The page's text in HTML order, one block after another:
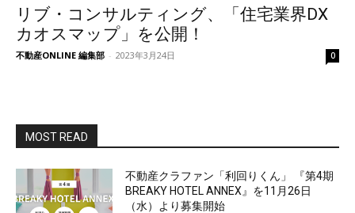
​リブ・コンサルティング、「住宅業界DX
カオスマップ」を公開！
不動産ONLINE 編集部 - 2023年3月24日 0
MOST READ
不動産クラファン「利回りくん」 『第4期
BREAKY HOTEL ANNEX』を11月26日
（水）より募集開始